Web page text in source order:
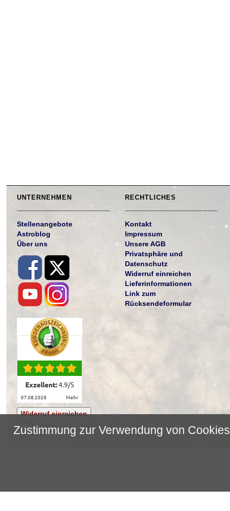
UNTERNEHMEN
Stellenangebote
Astroblog
Über uns
Exzellent:4.9/5
07.08.2026 mehr
Widerruf einreichen
RECHTLICHES
Kontakt
Impressum
Unsere AGB
Privatsphäre und
Datenschutz
Widerruf einreichen
Lieferinformationen
Link zum
Rücksendeformular
Zustimmung zur Verwendung von Cookies